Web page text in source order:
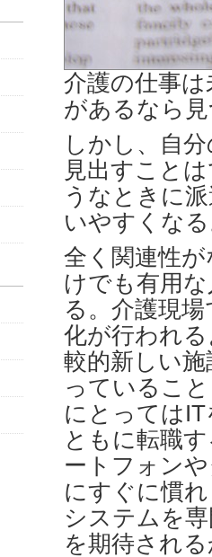
介護の仕事
があるなら
しかし、自
見出すこと
うなときに
いやすくな
全く関連性
けでも有用
る。介護現
化が行われ
較的新しい
っているこ
にとっては
ともに転職
ートフォン
にすぐに慣
システムを
を期待され